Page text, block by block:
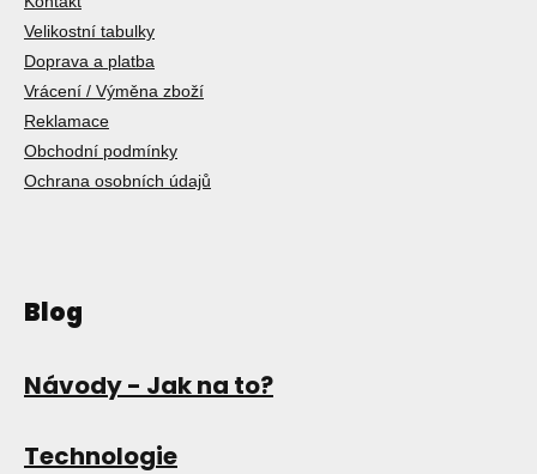
Velikostní tabulky
Doprava a platba
Vrácení / Výměna zboží
Reklamace
Obchodní podmínky
Ochrana osobních údajů
Blog
Návody - Jak na to?
Technologie